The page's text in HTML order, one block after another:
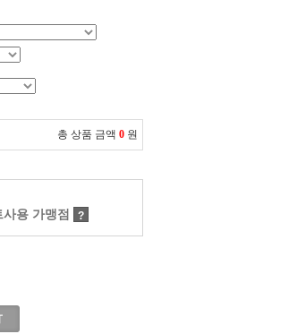
총 상품 금액 0 원
사용 가맹점 ?